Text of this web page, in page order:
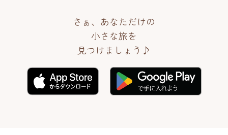
さぁ、あなただけの
小さな旅を
見つけましょう♪